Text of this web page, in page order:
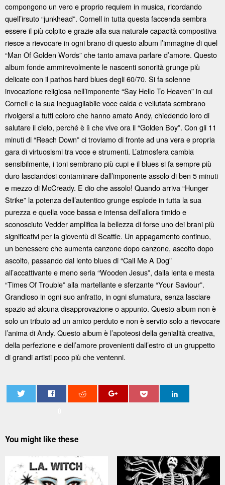
compongono un vero e proprio requiem in musica, ricordando
quell’irsuto “junkhead”. Cornell in tutta questa faccenda sembra
essere il più colpito e grazie alla sua naturale capacità compositiva
riesce a rievocare in ogni brano di questo album l’immagine di quel
“Man Of Golden Words” che tanto amava parlare d’amore. Questo
album fonde ammirevolmente le nascenti sonorità grunge più
delicate con il pathos hard blues degli 60/70. Si fa solenne
invocazione religiosa nell’imponente “Say Hello To Heaven” in cui
Cornell e la sua ineguagliabile voce calda e vellutata sembrano
rivolgersi a tutti coloro che hanno amato Andy, chiedendo loro di
salutare il cielo, perché è lì che vive ora il “Golden Boy”. Con gli 11
minuti di “Reach Down” ci troviamo di fronte ad una vera e propria
gara di virtuosismi tra voce e strumenti. L’atmosfera cambia
sensibilmente, i toni sembrano più cupi e il blues si fa sempre più
duro lasciandosi contaminare dall’imponente assolo di ben 5 minuti
e mezzo di McCready. E dio che assolo! Quando arriva “Hunger
Strike” la potenza dell’autentico grunge esplode in tutta la sua
purezza e quella voce bassa e intensa dell’allora timido e
sconosciuto Vedder amplifica la bellezza di forse uno dei brani più
significativi per la gioventù di Seattle. Un appagamento continuo,
un benessere che aumenta canzone dopo canzone, ascolto dopo
ascolto, passando dal lento blues di “Call Me A Dog”
all’accattivante e meno seria “Wooden Jesus”, dalla lenta e mesta
“Times Of Trouble” alla martellante e sferzante “Your Saviour”.
Grandioso in ogni suo anfratto, in ogni sfumatura, senza lasciare
spazio ad alcuna disapprovazione o appunto. Questo album non è
solo un tributo ad un amico perduto e non è servito solo a rievocare
l’anima di Andy. Questo album è l’apoteosi della genialità creativa,
della perfezione e dell’amore provenienti dall’estro di un gruppetto
di grandi artisti poco più che ventenni.
You might like these